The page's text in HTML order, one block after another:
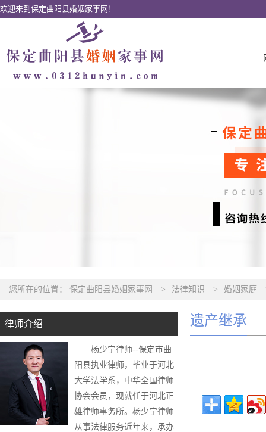
欢迎来到保定曲阳县婚姻家事网！
您所在的位置： 保定曲阳县婚姻家事网 > 法律知识 > 婚姻家庭
律师介绍
杨少宁律师--保定市曲
阳县执业律师，毕业于河北
大学法学系，中华全国律师
协会会员，现就任于河北正
雄律师事务所。杨少宁律师
从事法律服务近年来，承办
遗产继承